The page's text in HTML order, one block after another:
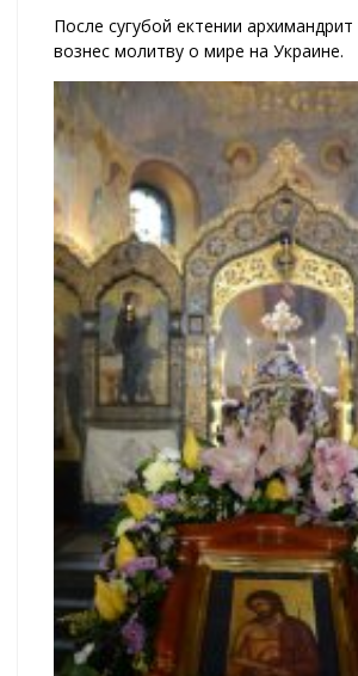
После сугубой ектении архимандрит
вознес молитву о мире на Украине.